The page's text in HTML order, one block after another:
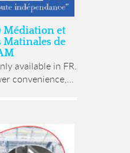
Médiation et
de
available in FR.
convenience,...